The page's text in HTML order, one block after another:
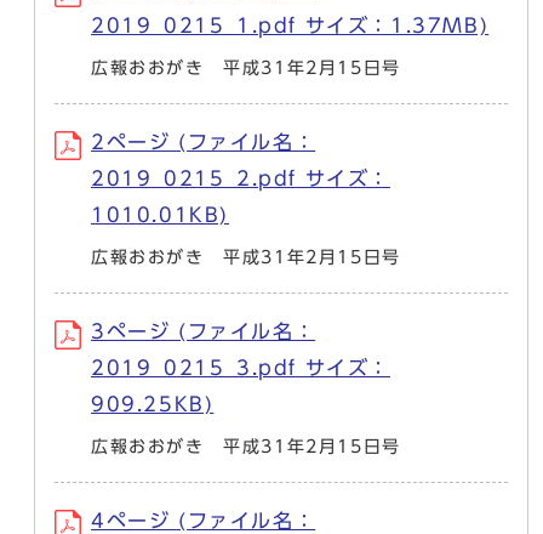
2019_0215_1.pdf サイズ：1.37MB)
広報おおがき 平成31年2月15日号
2ページ (ファイル名：
2019_0215_2.pdf サイズ：
1010.01KB)
広報おおがき 平成31年2月15日号
3ページ (ファイル名：
2019_0215_3.pdf サイズ：
909.25KB)
広報おおがき 平成31年2月15日号
4ページ (ファイル名：